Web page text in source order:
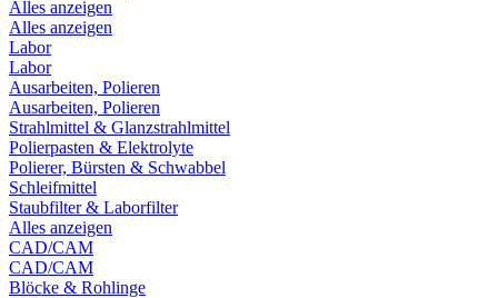
Alles anzeigen
Alles anzeigen
Labor
Labor
Ausarbeiten, Polieren
Ausarbeiten, Polieren
Strahlmittel & Glanzstrahlmittel
Polierpasten & Elektrolyte
Polierer, Bürsten & Schwabbel
Schleifmittel
Staubfilter & Laborfilter
Alles anzeigen
CAD/CAM
CAD/CAM
Blöcke & Rohlinge